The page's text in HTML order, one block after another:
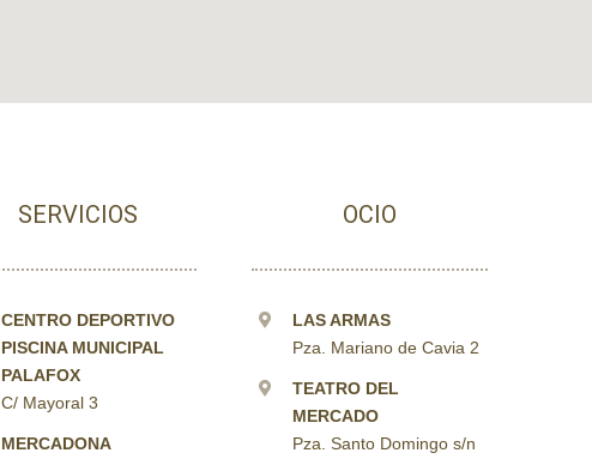
SERVICIOS
CENTRO DEPORTIVO
PISCINA MUNICIPAL
PALAFOX
C/ Mayoral 3
MERCADONA
OCIO
LAS ARMAS
Pza. Mariano de Cavia 2
TEATRO DEL
MERCADO
Pza. Santo Domingo s/n